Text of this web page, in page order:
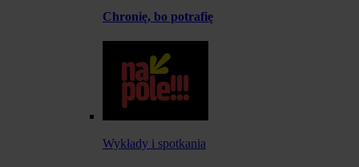
Chronię, bo potrafię
Wykłady i spotkania